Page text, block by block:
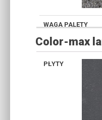
Color-max
GRAFIT